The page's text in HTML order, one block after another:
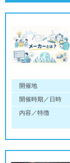
開催地
開催時期／日時
内容／特徴